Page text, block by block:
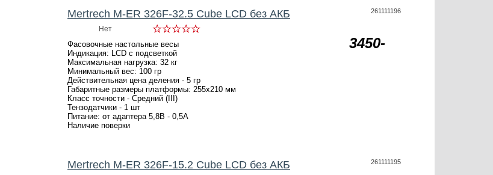
Mertrech M-ER 326F-32.5 Cube LCD без АКБ
Нет
Фасовочные настольные весы
Индикация: LCD с подсветкой
Максимальная нагрузка: 32 кг
Минимальный вес: 100 гр
Действительная цена деления - 5 гр
Габаритные размеры платформы: 255х210 мм
Класс точности - Средний (III)
Тензодатчики - 1 шт
Питание: от адаптера 5,8В - 0,5А
Наличие поверки
261111196
3450-
Mertrech M-ER 326F-15.2 Cube LCD без АКБ 261111195